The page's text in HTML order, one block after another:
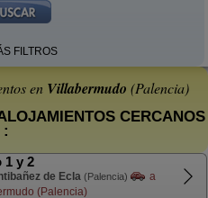
FILTROS
en Villabermudo (Palencia)
CERCANOS
:
1 y 2
de Ecla (Palencia)
a
(Palencia)